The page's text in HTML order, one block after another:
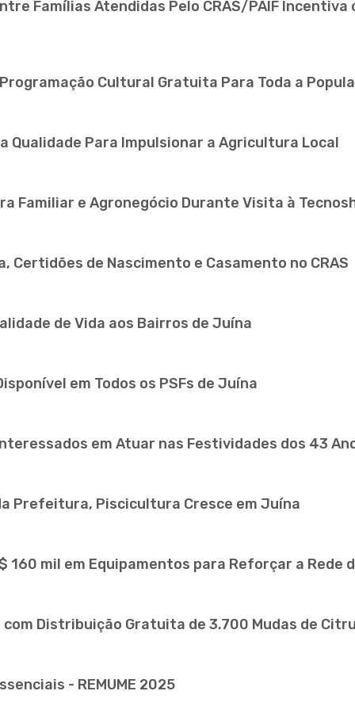
Famílias Atendidas Pelo CRAS/PAIF Incentiva
Cultural Gratuita Para Toda a
Qualidade Para Impulsionar a Agricultura Local
Familiar e Agronegócio Durante Visita à
de Nascimento e Casamento no CRAS
de Vida aos Bairros de Juína
em Todos os PSFs de Juína
em Atuar nas Festividades dos 43
Prefeitura, Piscicultura Cresce em Juína
mil em Equipamentos para Reforçar a Rede
Distribuição Gratuita de 3.700 Mudas de
- REMUME 2025